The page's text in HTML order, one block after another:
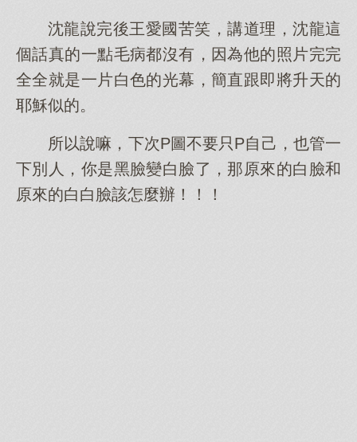
沈龍說完後王愛國苦笑，講道理，沈龍這
個話真的一點毛病都沒有，因為他的照片完完
全全就是一片白色的光幕，簡直跟即將升天的
耶穌似的。
所以說嘛，下次P圖不要只P自己，也管一
下別人，你是黑臉變白臉了，那原來的白臉和
原來的白白臉該怎麼辦！！！